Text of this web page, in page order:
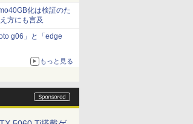
化は検証のた
方にも言及
g06」と「edge
もっと見る